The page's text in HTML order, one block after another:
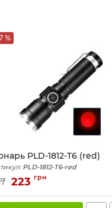
%
PLD-1812-T6 (red)
PLD-1812-T6-red
223 грн